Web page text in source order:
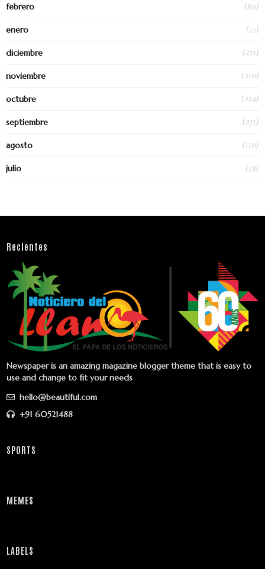
febrero (80)
enero (55)
diciembre (231)
noviembre (210)
octubre (254)
septiembre (231)
agosto (110)
julio (38)
Recientes
Newspaper is an amazing magazine blogger theme that is easy to
use and change to fit your needs
hello@beautiful.com
+91 60521488
SPORTS
MEMES
LABELS